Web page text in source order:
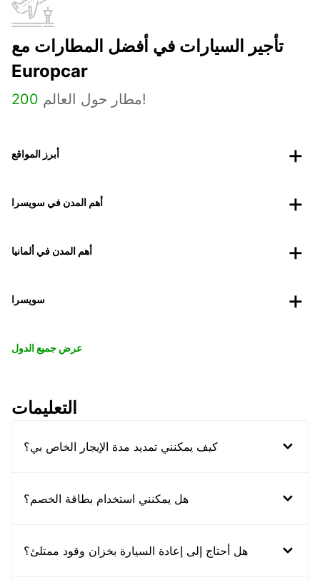
تأجير السيارات في أفضل المطارات مع
Europcar
200 مطار حول العالم!
أبرز المواقع
أهم المدن في سويسرا
أهم المدن في ألمانيا
سويسرا
عرض جميع الدول
التعليمات
كيف يمكنني تمديد مدة الإيجار الخاص بي؟
هل يمكنني استخدام بطاقة الخصم؟
هل أحتاج إلى إعادة السيارة بخزان وقود ممتلئ؟